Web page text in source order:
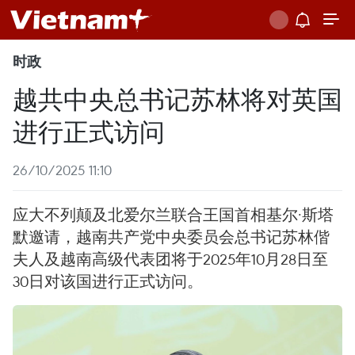
时政
越共中央总书记苏林将对英国
进行正式访问
26/10/2025 11:10
应大不列颠及北爱尔兰联合王国首相基尔·斯塔
默邀请，越南共产党中央委员会总书记苏林偕
夫人及越南高级代表团将于2025年10月28日至
30日对该国进行正式访问。